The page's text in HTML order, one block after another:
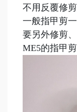
不用反覆修
一般指甲剪
要另外修剪
ME5的指甲